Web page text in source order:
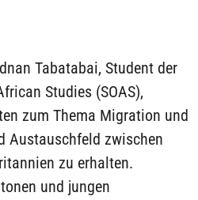
Tabatabai, Student der
Studies (SOAS),
zum Thema Migration und
Austauschfeld zwischen
zu erhalten.
und jungen